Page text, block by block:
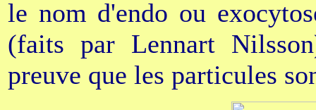
le nom d'endo ou
(faits par Lennart
preuve que les particules